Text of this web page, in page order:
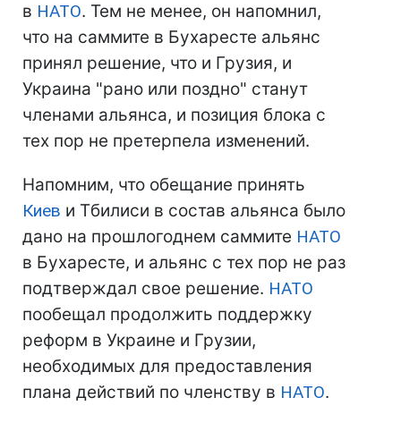
в НАТО. Тем не менее, он напомнил,
что на саммите в Бухаресте альянс
принял решение, что и Грузия, и
Украина "рано или поздно" станут
членами альянса, и позиция блока с
тех пор не претерпела изменений.
Напомним, что обещание принять
Киев и Тбилиси в состав альянса было
дано на прошлогоднем саммите НАТО
в Бухаресте, и альянс с тех пор не раз
подтверждал свое решение. НАТО
пообещал продолжить поддержку
реформ в Украине и Грузии,
необходимых для предоставления
плана действий по членству в НАТО.